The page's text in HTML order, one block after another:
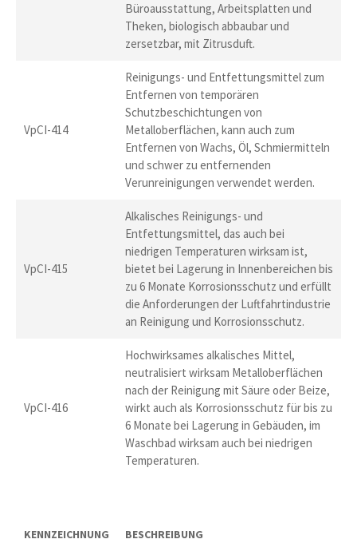
Büroausstattung, Arbeitsplatten und
Theken, biologisch abbaubar und
zersetzbar, mit Zitrusduft.
VpCI-414
Reinigungs- und Entfettungsmittel zum
Entfernen von temporären
Schutzbeschichtungen von
Metalloberflächen, kann auch zum
Entfernen von Wachs, Öl, Schmiermitteln
und schwer zu entfernenden
Verunreinigungen verwendet werden.
VpCI-415
Alkalisches Reinigungs- und
Entfettungsmittel, das auch bei
niedrigen Temperaturen wirksam ist,
bietet bei Lagerung in Innenbereichen bis
zu 6 Monate Korrosionsschutz und erfüllt
die Anforderungen der Luftfahrtindustrie
an Reinigung und Korrosionsschutz.
VpCI-416
Hochwirksames alkalisches Mittel,
neutralisiert wirksam Metalloberflächen
nach der Reinigung mit Säure oder Beize,
wirkt auch als Korrosionsschutz für bis zu
6 Monate bei Lagerung in Gebäuden, im
Waschbad wirksam auch bei niedrigen
Temperaturen.
KENNZEICHNUNG BESCHREIBUNG